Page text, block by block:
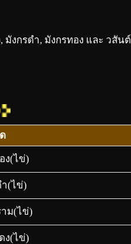
มังกรดำ, มังกรทอง และ วสันต์
ง(ไข่)
ำ(ไข่)
าม(ไข่)
ง(ไข่)